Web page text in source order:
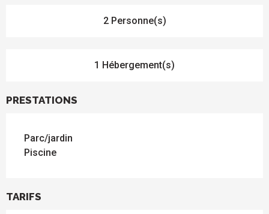
2 Personne(s)
1 Hébergement(s)
PRESTATIONS
Parc/jardin
Piscine
TARIFS